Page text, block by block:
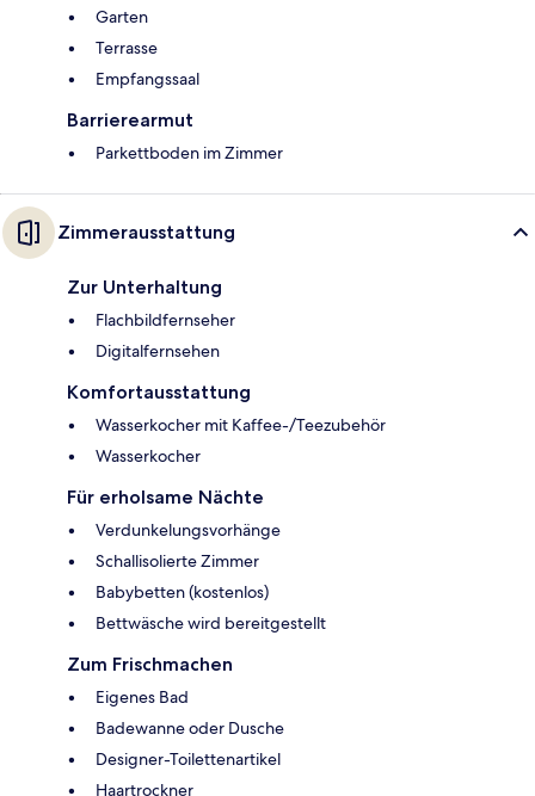
Garten
Terrasse
Empfangssaal
Barrierearmut
Parkettboden im Zimmer
Zimmerausstattung
Zur Unterhaltung
Flachbildfernseher
Digitalfernsehen
Komfortausstattung
Wasserkocher mit Kaffee-/Teezubehör
Wasserkocher
Für erholsame Nächte
Verdunkelungsvorhänge
Schallisolierte Zimmer
Babybetten (kostenlos)
Bettwäsche wird bereitgestellt
Zum Frischmachen
Eigenes Bad
Badewanne oder Dusche
Designer-Toilettenartikel
Haartrockner